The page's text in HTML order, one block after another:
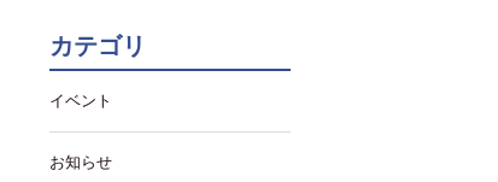
カテゴリ
イベント
お知らせ